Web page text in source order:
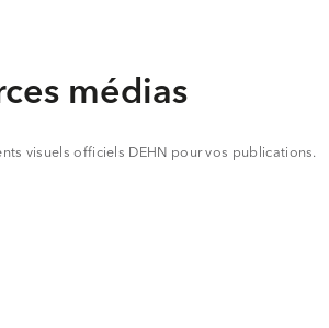
médias
visuels officiels DEHN pour vos publications.